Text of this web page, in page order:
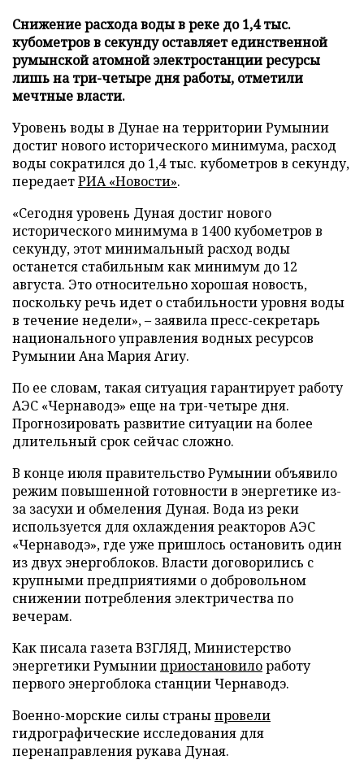
Снижение расхода воды в реке до 1,4 тыс.
кубометров в секунду оставляет единственной
румынской атомной электростанции ресурсы
лишь на три-четыре дня работы, отметили
мечтные власти.
Уровень воды в Дунае на территории Румынии
достиг нового исторического минимума, расход
воды сократился до 1,4 тыс. кубометров в секунду,
передаетРИА «Новости».
«Сегодня уровень Дуная достиг нового
исторического минимума в 1400 кубометров в
секунду, этот минимальный расход воды
останется стабильным как минимум до 12
августа. Это относительно хорошая новость,
поскольку речь идет о стабильности уровня воды
в течение недели», – заявила пресс-секретарь
национального управления водных ресурсов
Румынии Ана Мария Агиу.
По ее словам, такая ситуация гарантирует работу
АЭС «Чернаводэ» еще на три-четыре дня.
Прогнозировать развитие ситуации на более
длительный срок сейчас сложно.
В конце июля правительство Румынии объявило
режим повышенной готовности в энергетике из-
за засухи и обмеления Дуная. Вода из реки
используется для охлаждения реакторов АЭС
«Чернаводэ», где уже пришлось остановить один
из двух энергоблоков. Власти договорились с
крупными предприятиями о добровольном
снижении потребления электричества по
вечерам.
Как писала газета ВЗГЛЯД, Министерство
энергетики Румынииприостановилоработу
первого энергоблока станции Чернаводэ.
Военно-морские силы страныпровели
гидрографические исследования для
перенаправления рукава Дуная.